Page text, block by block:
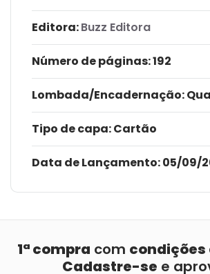
Editora:Buzz Editora
Número de páginas: 192
Lombada/Encadernação:
Tipo de capa:Cartão
Data de Lançamento:05/09/